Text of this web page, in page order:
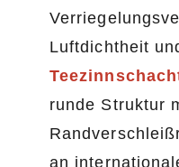
Luftdichtheit
runde Struktur
an